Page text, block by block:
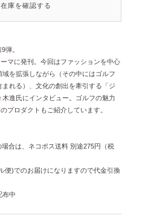
庫を確認する
弾。
マに発刊。今回はファッションを中心
を拡張しながら（その中にはゴルフ
れる）、文化の創出を牽引する「ジ
木進氏にインタビュー。ゴルフの魅力
プロダクトもご紹介しています。
合は、ネコポス送料 別途275円（税
便)でのお届けになりますので代金引換
布中